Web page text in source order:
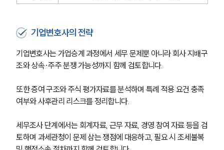
기업변호사의 전략
기업변호사는 가업승계 과정에서 세무 문제뿐 아니라 회사 지배구
조와 상속·주주 분쟁 가능성까지 함께 검토합니다.
또한 증여 구조와 주식 평가자료를 분석하며 특례 적용 요건 충족
여부와 사후관리 리스크를 정리합니다.
세무조사 단계에서는 회계자료, 근무 자료, 경영 참여 자료 등을 검
토하며 과세관청이 문제 삼는 쟁점에 대응하고, 필요 시 조세불복